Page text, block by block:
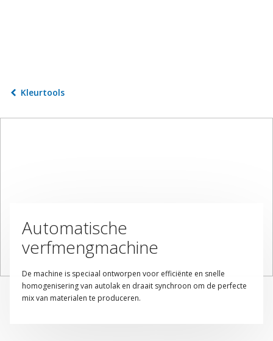
Kleurtools
Automatische
verfmengmachine
De machine is speciaal ontworpen voor efficiënte en snelle
homogenisering van autolak en draait synchroon om de perfecte
mix van materialen te produceren.